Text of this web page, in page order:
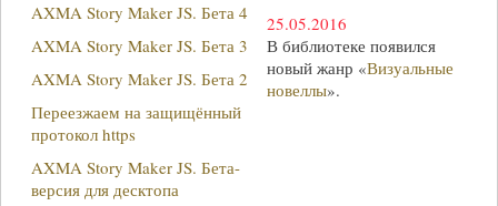
AXMA Story Maker JS. Бета 4
AXMA Story Maker JS. Бета 3
AXMA Story Maker JS. Бета 2
Переезжаем на защищённый
протокол https
AXMA Story Maker JS. Бета-
версия для десктопа
25.05.2016
В библиотеке появился
новый жанр «Визуальные
новеллы».